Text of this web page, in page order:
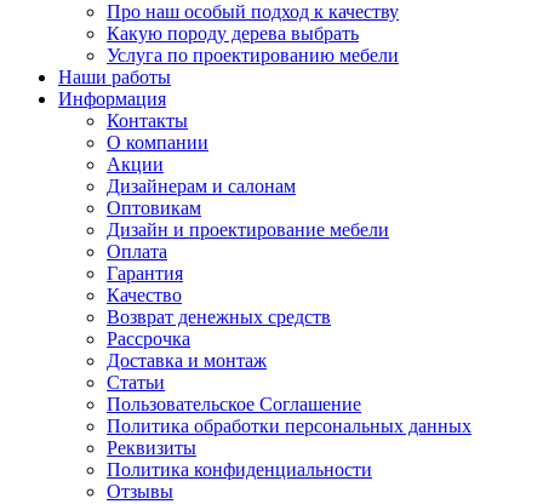
Про наш особый подход к качеству
Какую породу дерева выбрать
Услуга по проектированию мебели
Наши работы
Информация
Контакты
О компании
Акции
Дизайнерам и салонам
Оптовикам
Дизайн и проектирование мебели
Оплата
Гарантия
Качество
Возврат денежных средств
Рассрочка
Доставка и монтаж
Статьи
Пользовательское Соглашение
Политика обработки персональных данных
Реквизиты
Политика конфиденциальности
Отзывы